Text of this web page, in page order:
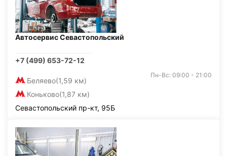
Автосервис Севастопольский
+7 (499) 653-72-12
Беляево(1,59 км)
Коньково(1,87 км)
Пн-Вс: 09:00 - 21:00
Севастопольский пр-кт, 95Б